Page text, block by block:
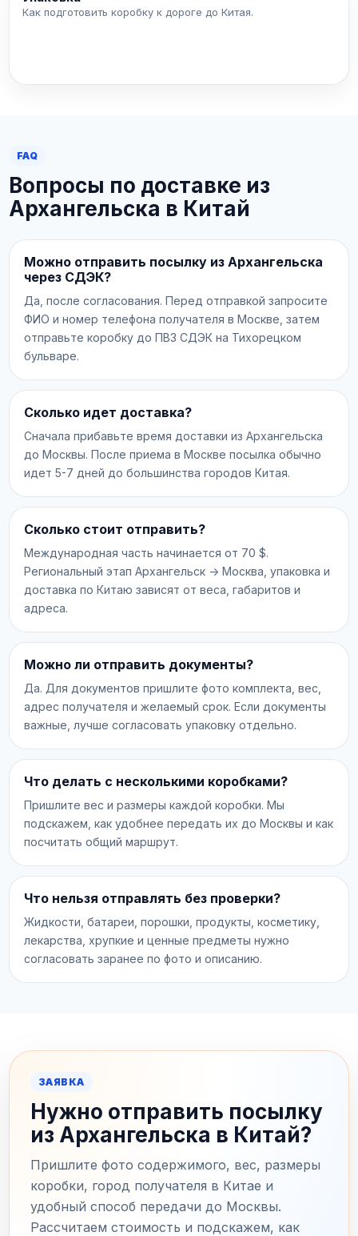
Как подготовить коробку к дороге до Китая.
FAQ
Вопросы по доставке из
Архангельска в Китай
Можно отправить посылку из Архангельска
через СДЭК?
Да, после согласования. Перед отправкой запросите
ФИО и номер телефона получателя в Москве, затем
отправьте коробку до ПВЗ СДЭК на Тихорецком
бульваре.
Сколько идет доставка?
Сначала прибавьте время доставки из Архангельска
до Москвы. После приема в Москве посылка обычно
идет 5-7 дней до большинства городов Китая.
Сколько стоит отправить?
Международная часть начинается от 70 $.
Региональный этап Архангельск -> Москва, упаковка и
доставка по Китаю зависят от веса, габаритов и
адреса.
Можно ли отправить документы?
Да. Для документов пришлите фото комплекта, вес,
адрес получателя и желаемый срок. Если документы
важные, лучше согласовать упаковку отдельно.
Что делать с несколькими коробками?
Пришлите вес и размеры каждой коробки. Мы
подскажем, как удобнее передать их до Москвы и как
посчитать общий маршрут.
Что нельзя отправлять без проверки?
Жидкости, батареи, порошки, продукты, косметику,
лекарства, хрупкие и ценные предметы нужно
согласовать заранее по фото и описанию.
ЗАЯВКА
Нужно отправить посылку
из Архангельска в Китай?
Пришлите фото содержимого, вес, размеры
коробки, город получателя в Китае и
удобный способ передачи до Москвы.
Рассчитаем стоимость и подскажем, как